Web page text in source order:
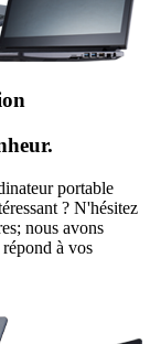
portable
? N'hésitez
nous avons
à vos